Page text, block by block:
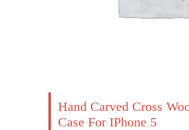
Hand Carved Cross
Case For IPhone 5